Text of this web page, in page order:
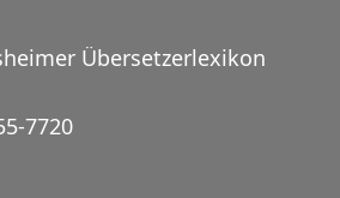
Übersetzerlexikon
7720